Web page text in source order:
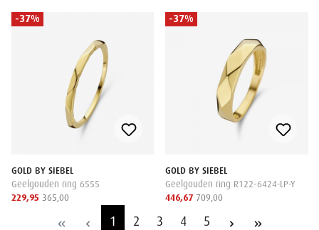
-37%
GOLD BY SIEBEL
Geelgouden ring 6555
229,95 365,00
-37%
GOLD BY SIEBEL
Geelgouden ring R122-6424-LP-Y
446,67 709,00
1 2 3 4 5